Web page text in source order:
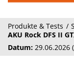
Produkte & Tests
AKU Rock DFS II
Datum: 29.06.2026